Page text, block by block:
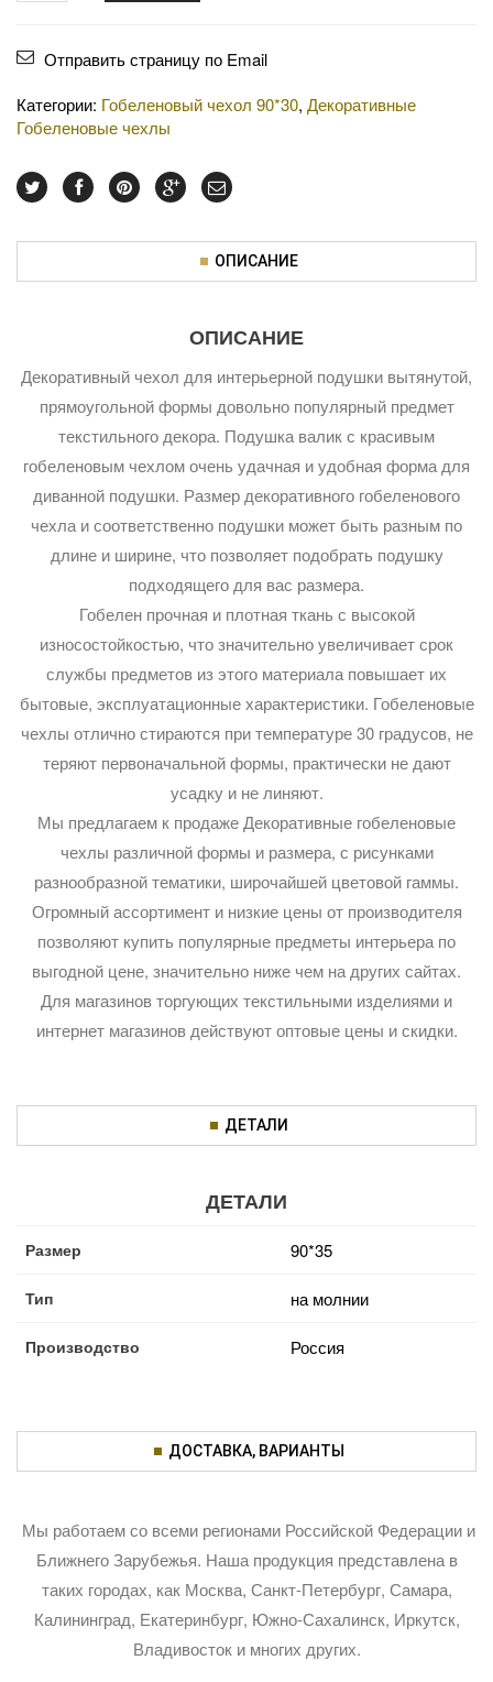
Отправить страницу по Email
Категории: Гобеленовый чехол 90*30, Декоративные
Гобеленовые чехлы
ОПИСАНИЕ
ОПИСАНИЕ
Декоративный чехол для интерьерной подушки вытянутой,
прямоугольной формы довольно популярный предмет
текстильного декора. Подушка валик с красивым
гобеленовым чехлом очень удачная и удобная форма для
диванной подушки. Размер декоративного гобеленового
чехла и соответственно подушки может быть разным по
длине и ширине, что позволяет подобрать подушку
подходящего для вас размера.
Гобелен прочная и плотная ткань с высокой
износостойкостью, что значительно увеличивает срок
службы предметов из этого материала повышает их
бытовые, эксплуатационные характеристики. Гобеленовые
чехлы отлично стираются при температуре 30 градусов, не
теряют первоначальной формы, практически не дают
усадку и не линяют.
Мы предлагаем к продаже Декоративные гобеленовые
чехлы различной формы и размера, с рисунками
разнообразной тематики, широчайшей цветовой гаммы.
Огромный ассортимент и низкие цены от производителя
позволяют купить популярные предметы интерьера по
выгодной цене, значительно ниже чем на других сайтах.
Для магазинов торгующих текстильными изделиями и
интернет магазинов действуют оптовые цены и скидки.
ДЕТАЛИ
ДЕТАЛИ
Размер 90*35
Тип на молнии
Производство Россия
ДОСТАВКА, ВАРИАНТЫ
Мы работаем со всеми регионами Российской Федерации и
Ближнего Зарубежья. Наша продукция представлена в
таких городах, как Москва, Санкт-Петербург, Самара,
Калининград, Екатеринбург, Южно-Сахалинск, Иркутск,
Владивосток и многих других.